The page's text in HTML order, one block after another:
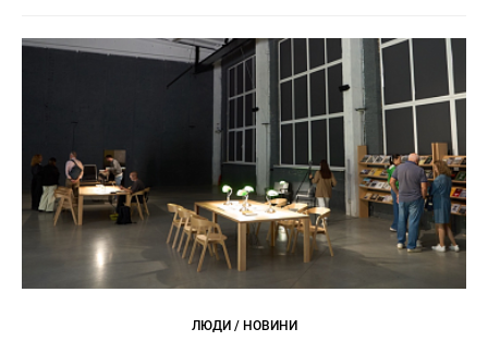
ЛЮДИ / НОВИНИ